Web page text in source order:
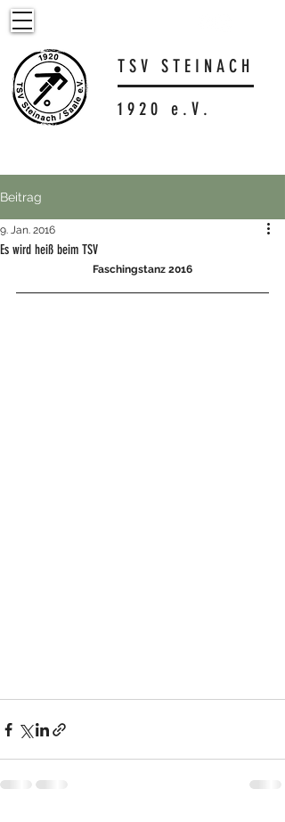
T S V S T E I N A C H
1 9 2 0 e . V .
Beitrag
Es wird heiß beim TSV
9. Jan. 2016
Faschingstanz 2016